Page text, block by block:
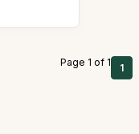
Page 1 of 1 1